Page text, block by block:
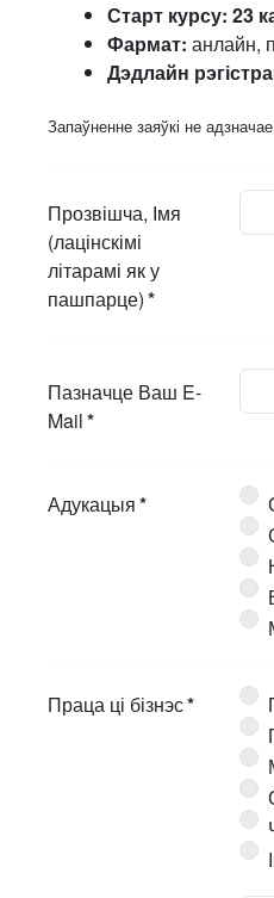
Старт курсу: 23
Фармат: анлайн,
Дэдлайн
Запаўненне заяўкі не
Прозвішча, Імя
(лацінскімі
літарамі як у
пашпарце)*
Пазначце Ваш E-
Mail*
Адукацыя*
Праца ці бізнэс*